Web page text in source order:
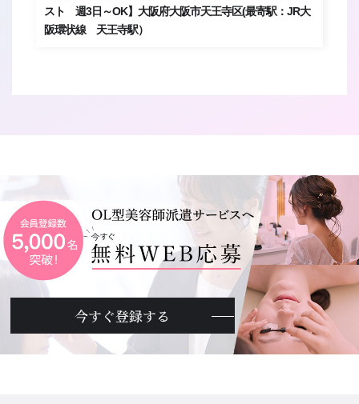
スト 週3日～OK】大阪府大阪市天王寺区(最寄駅：JR大
阪環状線 天王寺駅）
今すぐ登録する